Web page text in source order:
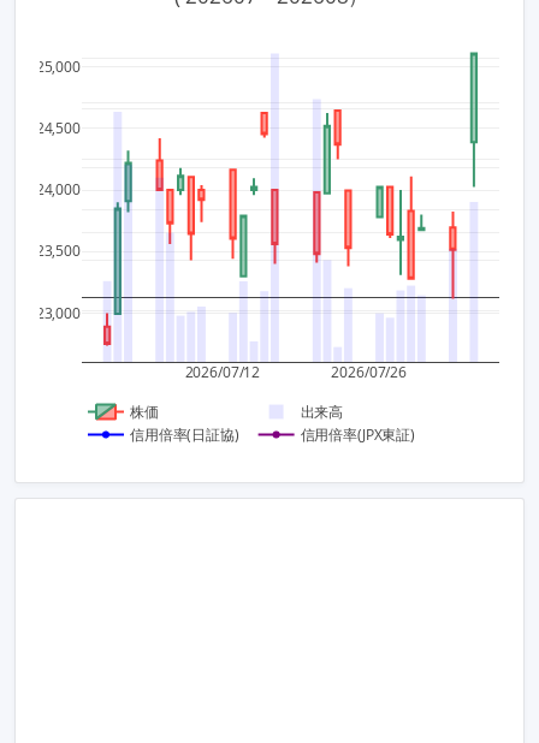
2026/07/12 2026/07/26
23,000
23,500
24,000
24,500
25,000
株価
出来高
信用倍率(日証協)
信用倍率(JPX東証)